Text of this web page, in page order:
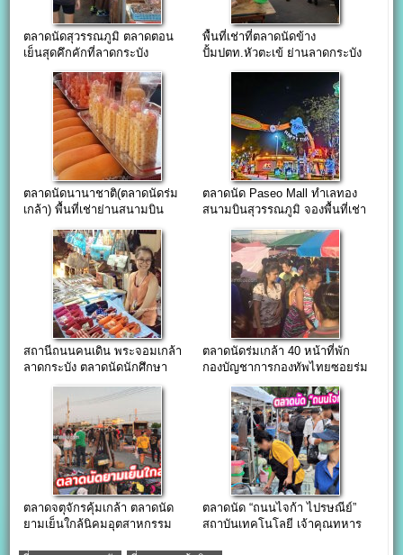
ตลาดนัดสุวรรณภูมิ ตลาดตอน
เย็นสุดคึกคักที่ลาดกระบัง
พื้นที่เช่าที่ตลาดนัดข้าง
ปั้มปตท.หัวตะเข้ ย่านลาดกระบัง
ตลาดนัดนานาชาติ(ตลาดนัดร่ม
เกล้า) พื้นที่เช่าย่านสนามบิน
ตลาดนัด Paseo Mall ทำเลทอง
สนามบินสุวรรณภูมิ จองพื้นที่เช่า
สถานีถนนคนเดิน พระจอมเกล้า
ลาดกระบัง ตลาดนัดนักศึกษา
ตลาดนัดร่มเกล้า 40 หน้าที่พัก
กองบัญชาการกองทัพไทยซอยร่ม
ตลาดจตุจักรคุ้มเกล้า ตลาดนัด
ยามเย็นใกล้นิคมอุตสาหกรรม
ตลาดนัด “ถนนไจก้า ไปรษณีย์”
สถาบันเทคโนโลยี เจ้าคุณทหาร